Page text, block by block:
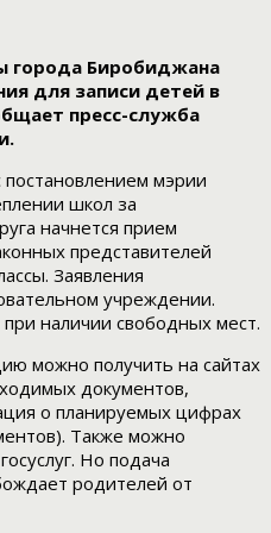
города Биробиджана
для записи детей в
пресс-служба
постановлением мэрии
школ за
начнется прием
представителей
Заявления
учреждении.
наличии свободных мест.
можно получить на сайтах
документов,
о планируемых цифрах
Также можно
Но подача
родителей от